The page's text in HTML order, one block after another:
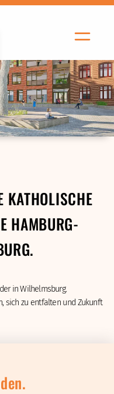
KATHOLISCHE
HAMBURG-
in Wilhelmsburg.
sich zu entfalten und Zukunft